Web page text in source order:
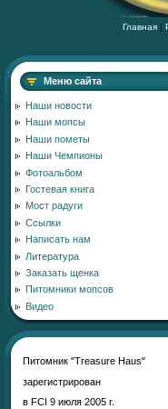
Главная |
Меню сайта
Наши новости
Наши мопсы
Наши пометы
Наши Чемпионы
Фотоальбом
Гостевая книга
Мост радуги
Ссылки
Написать нам
Литература
Заказать щенка
Питомники мопсов
Видео
Питомник "Treasure Haus"
зарегистрирован
в FCI 9 июля 2005 г.